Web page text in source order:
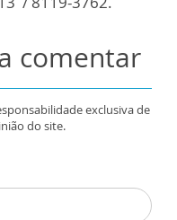
comentar
exclusiva de
do site.